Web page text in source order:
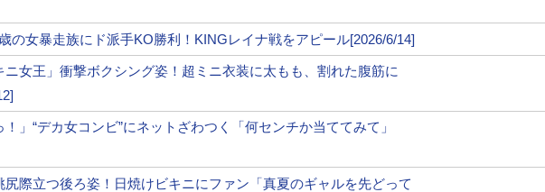
ーグは「膝を怪我した瞬間すぐにわかった。でも一発で倒せる感覚があった。自分を
にコメント。UFC10連勝で初の世界王座を手にした。
は発表されていないが「ACL断裂」との見方が強い。
王者からUFCに渡り、2022年に王座を獲得したが、負傷で返上。アレックス・ペレ
後、ジャマール・ヒル、カリル・ラウントリーJr.を連続KOして王座決定戦にこぎつ
トル奪還は、”武士道精神”が裏目に出る結果となった。
の女暴走族にド派手KO勝利！KINGレイナ戦をアピール[2026/6/14]
ニ女王」衝撃ボクシング姿！超ミニ衣装に太もも、割れた腹筋に
！」“デカ女コンビ”にネットざわつく「何センチか当ててみて」
尻際立つ後ろ姿！日焼けビキニにファン「真夏のギャルを先どって